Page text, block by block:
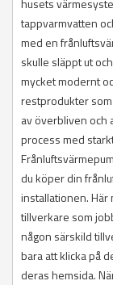
husets
tappvarmvatten
med en
skulle släppt ut
mycket modernt
restprodukter
av överbliven och
process med
du köper din
installationen.
tillverkare som
någon särskild
bara att klicka på
deras hemsida.